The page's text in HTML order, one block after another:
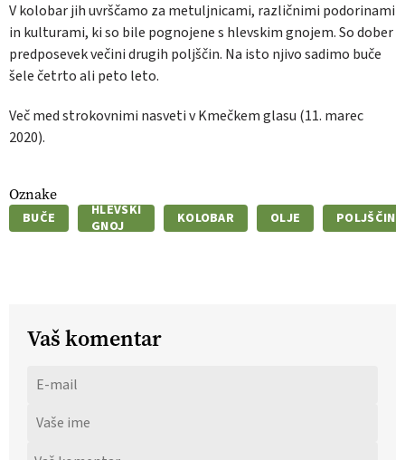
V kolobar jih uvrščamo za metuljnicami, različnimi podorinami
in kulturami, ki so bile pognojene s hlevskim gnojem. So dober
predposevek večini drugih poljščin. Na isto njivo sadimo buče
šele četrto ali peto leto.
Več med strokovnimi nasveti v Kmečkem glasu (11. marec
2020).
Oznake
BUČE
HLEVSKI
GNOJ
KOLOBAR OLJE POLJŠČINE
Vaš komentar